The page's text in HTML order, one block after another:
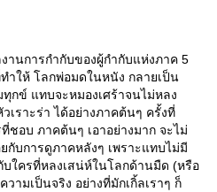
านการกำกับของผู้กำกับแห่งภาค 5
ำให้ โลกพ่อมดในหนัง กลายเป็น
กข์ แทบจะหมองเศร้าจนไม่หลง
เราะร่า ได้อย่างภาคต้นๆ ครั้งที่
ชอบ ภาคต้นๆ เอาอย่างมาก จะไม่
กับการดูภาคหลังๆ เพราะแทบไม่มี
ใครที่หลงเสน่ห์ในโลกด้านมืด (หรือ
ามเป็นจริง อย่างที่มักเกิ้ลเราๆ ก็